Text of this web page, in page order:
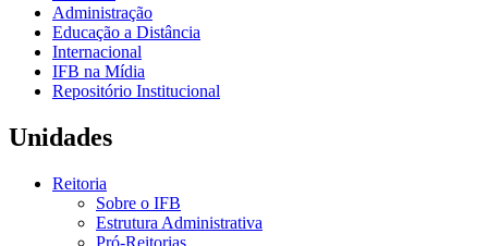
Administração
Educação a Distância
Internacional
IFB na Mídia
Repositório Institucional
Unidades
Reitoria
Sobre o IFB
Estrutura Administrativa
Pró-Reitorias